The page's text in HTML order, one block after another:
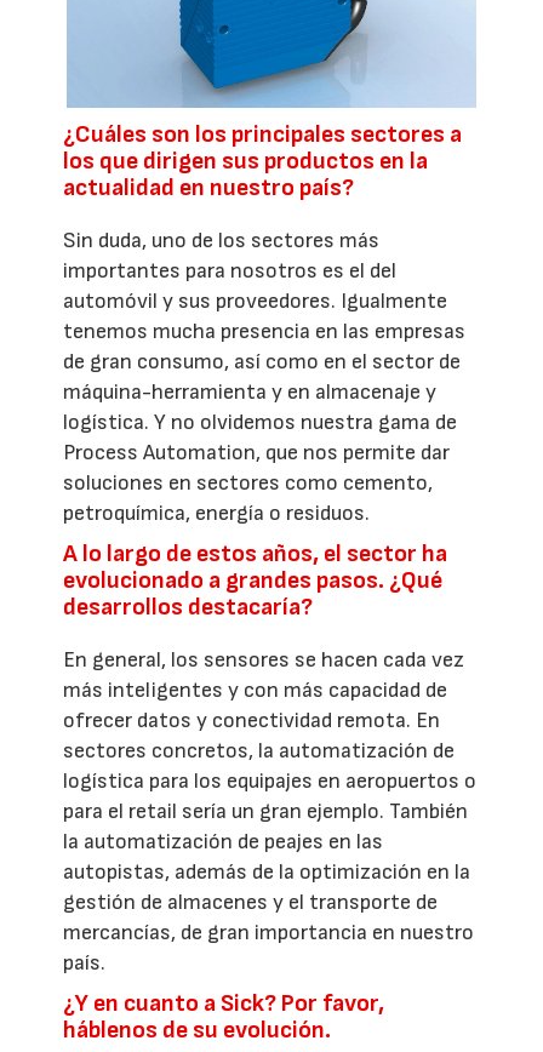
¿Cuáles son los principales sectores a
los que dirigen sus productos en la
actualidad en nuestro país?
Sin duda, uno de los sectores más
importantes para nosotros es el del
automóvil y sus proveedores. Igualmente
tenemos mucha presencia en las empresas
de gran consumo, así como en el sector de
máquina-herramienta y en almacenaje y
logística. Y no olvidemos nuestra gama de
Process Automation, que nos permite dar
soluciones en sectores como cemento,
petroquímica, energía o residuos.
A lo largo de estos años, el sector ha
evolucionado a grandes pasos. ¿Qué
desarrollos destacaría?
En general, los sensores se hacen cada vez
más inteligentes y con más capacidad de
ofrecer datos y conectividad remota. En
sectores concretos, la automatización de
logística para los equipajes en aeropuertos o
para el retail sería un gran ejemplo. También
la automatización de peajes en las
autopistas, además de la optimización en la
gestión de almacenes y el transporte de
mercancías, de gran importancia en nuestro
país.
¿Y en cuanto a Sick? Por favor,
háblenos de su evolución.